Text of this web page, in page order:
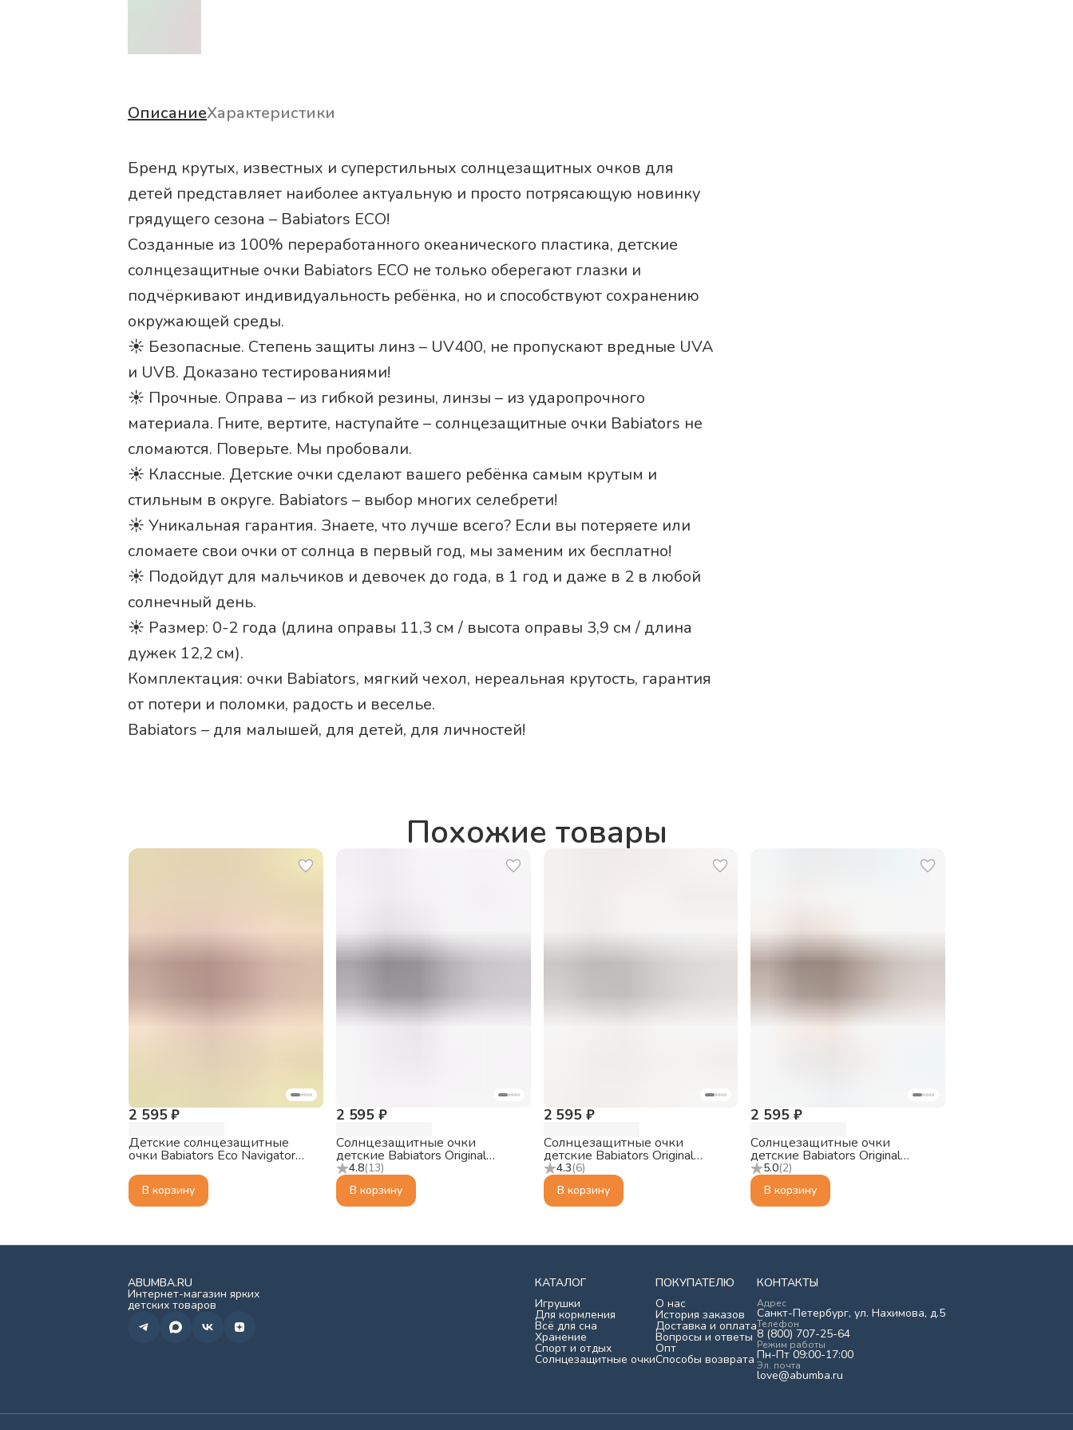
ОписаниеХарактеристики
Бренд крутых, известных и суперстильных солнцезащитных очков для
детей представляет наиболее актуальную и просто потрясающую новинку
грядущего сезона – Babiators ECO!
Созданные из 100% переработанного океанического пластика, детские
солнцезащитные очки Babiators ECO не только оберегают глазки и
подчёркивают индивидуальность ребёнка, но и способствуют сохранению
окружающей среды.
☀️ Безопасные. Степень защиты линз – UV400, не пропускают вредные UVA
и UVB. Доказано тестированиями!
☀️ Прочные. Оправа – из гибкой резины, линзы – из ударопрочного
материала. Гните, вертите, наступайте – солнцезащитные очки Babiators не
сломаются. Поверьте. Мы пробовали.
☀️ Классные. Детские очки сделают вашего ребёнка самым крутым и
стильным в округе. Babiators – выбор многих селебрети!
☀️ Уникальная гарантия. Знаете, что лучше всего? Если вы потеряете или
сломаете свои очки от солнца в первый год, мы заменим их бесплатно!
☀️ Подойдут для мальчиков и девочек до года, в 1 год и даже в 2 в любой
солнечный день.
☀️ Размер: 0-2 года (длина оправы 11,3 см / высота оправы 3,9 см / длина
дужек 12,2 см).
Комплектация: очки Babiators, мягкий чехол, нереальная крутость, гарантия
от потери и поломки, радость и веселье.
Babiators – для малышей, для детей, для личностей!
Похожие товары
2 595 ₽
Детские солнцезащитные
очки Babiators Eco Navigator
Тихоокеанский синий, 6+ лет,
с мягким чехлом
В корзину
4.8(13)
2 595 ₽
Солнцезащитные очки
детские Babiators Original
Keyhole Чёрный спецназ, 0-2
В корзину
4.3(6)
2 595 ₽
Солнцезащитные очки
детские Babiators Original
Keyhole Кремовое облако, 0-2
В корзину
5.0(2)
2 595 ₽
Солнцезащитные очки
детские Babiators Original
Keyhole Совершенно
черепаший, 0-2
В корзину
ABUMBA.RU
Интернет-магазин ярких
детских товаров
КАТАЛОГ
Игрушки
Для кормления
Всё для сна
Хранение
Спорт и отдых
Солнцезащитные очки
ПОКУПАТЕЛЮ
О нас
История заказов
Доставка и оплата
Вопросы и ответы
Опт
Способы возврата
КОНТАКТЫ
Адрес
Санкт-Петербург, ул. Нахимова, д.5
Телефон
8 (800) 707-25-64
Режим работы
Пн-Пт 09:00-17:00
Эл. почта
love@abumba.ru